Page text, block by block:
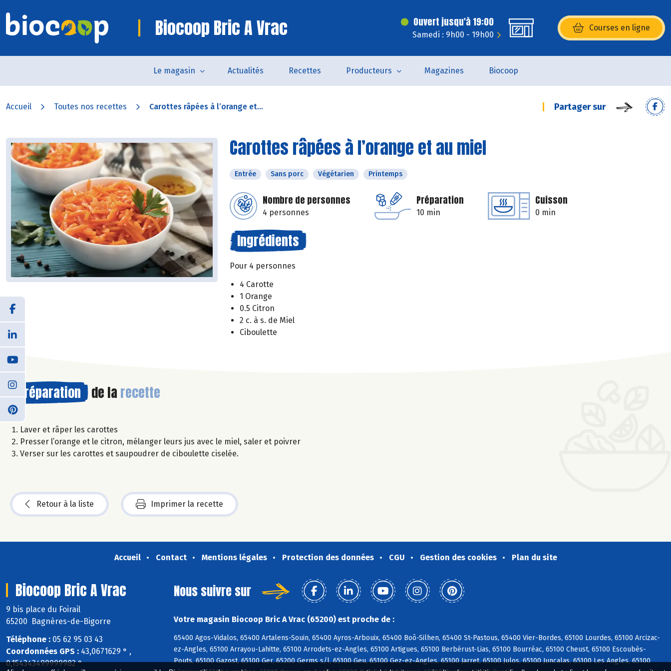
Biocoop Bric A Vrac Ouvert jusqu'à 19:00
Samedi : 9h00 - 19h00
Courses en ligne
(s’ouvre dans une nouvelle
Le magasin Actualités Recettes Producteurs Magazines Biocoop
Accueil Toutes nos recettes Carottes râpées à l’orange et... Partager sur
Carottes râpées à l’orange et au miel
Entrée Sans porc Végétarien Printemps
Nombre de personnes
4 personnes
Préparation
10 min
Cuisson
0 min
Ingrédients
Pour 4 personnes
4 Carotte
1 Orange
0.5 Citron
2 c. à s. de Miel
Ciboulette
Préparation de la recette
Laver et râper les carottes
Presser l’orange et le citron, mélanger leurs jus avec le miel, saler et poivrer
Verser sur les carottes et saupoudrer de ciboulette ciselée.
Retour à la liste Imprimer la recette
Accueil Contact Mentions légales Protection des données CGU Gestion des cookies Plan du site
Biocoop Bric A Vrac
9 bis place du Foirail
65200 Bagnères-de-Bigorre
Téléphone : 05 62 95 03 43
Coordonnées GPS : 43,0671629 ° ,
0,154343499999982 °
Nous suivre sur
Votre magasin Biocoop Bric A Vrac (65200) est proche de :
65400 Agos-Vidalos, 65400 Artalens-Souin, 65400 Ayros-Arbouix, 65400 Boô-Silhen, 65400 St-Pastous, 65400 Vier-Bordes, 65100 Lourdes, 65100 Arcizac-
ez-Angles, 65100 Arrayou-Lahitte, 65100 Arrodets-ez-Angles, 65100 Artigues, 65100 Berbérust-Lias, 65100 Bourréac, 65100 Cheust, 65100 Escoubès-
Pouts, 65100 Gazost, 65100 Ger, 65200 Germs s/l, 65100 Geu, 65100 Gez-ez-Angles, 65100 Jarret, 65100 Julos, 65100 Juncalas, 65100 Les Angles, 65100